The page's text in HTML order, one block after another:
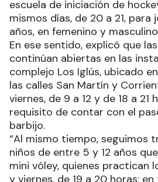
escuela de iniciación de
mismos días, de 20 a 21, para
años, en femenino y
En ese sentido, explicó que
continúan abiertas en las
complejo Los Iglús, ubicado
las calles San Martín y
viernes, de 9 a 12 y de 18 a 21
requisito de contar con el
barbijo.
“Al mismo tiempo, seguimos
niños de entre 5 y 12 años
mini vóley, quienes practican
y viernes, de 19 a 20 horas;